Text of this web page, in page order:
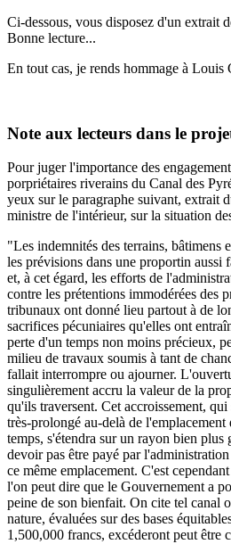
Ci-dessous, vous disposez d'un extrait
Bonne lecture...
En tout cas, je rends hommage à Louis
Note aux lecteurs dans le
Pour juger l'importance des
porpriétaires riverains du Canal des
yeux sur le paragraphe suivant, extrait
ministre de l'intérieur, sur la situation
"Les indemnités des terrains, bâtimens
les prévisions dans une proportin aussi
et, à cet égard, les efforts de
contre les prétentions immodérées des
tribunaux ont donné lieu partout à de
sacrifices pécuniaires qu'elles ont
perte d'un temps non moins précieux,
milieu de travaux soumis à tant de
fallait interrompre ou ajourner.
singulièrement accru la valeur de la
qu'ils traversent. Cet accroissement,
très-prolongé au-delà de
temps, s'étendra sur un rayon bien plus
devoir pas être payé par
ce même emplacement. C'est
l'on peut dire que le Gouvernement a
peine de son bienfait. On cite tel canal
nature, évaluées sur des bases
1,500,000 francs, excéderont peut être